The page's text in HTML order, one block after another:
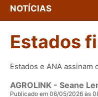
Conversor Colunistas
NOTÍCIAS
Estados
Estados e ANA
AGROLINK - Seane
Publicado em 06/05/2026 às